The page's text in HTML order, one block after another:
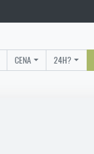
CENA 24H?